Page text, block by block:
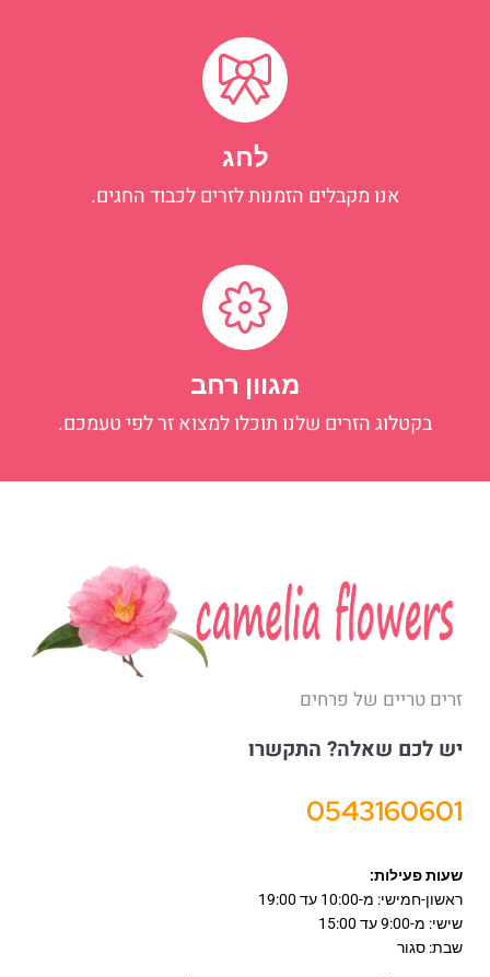
לחג
אנו מקבלים הזמנות לזרים לכבוד החגים.
מגוון רחב
בקטלוג הזרים שלנו תוכלו למצוא זר לפי טעמכם.
זרים טריים של פרחים
יש לכם שאלה? התקשרו
0543160601
שעות פעילות:
ראשון-חמישי: מ-10:00 עד 19:00
שישי: מ-9:00 עד 15:00
שבת: סגור